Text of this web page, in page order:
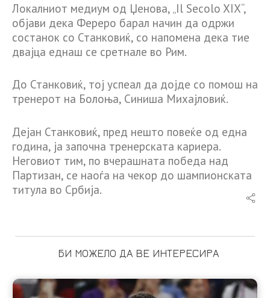
Локалниот медиум од Џенова, „Il Secolo XIX“,
објави дека Фереро барал начин да одржи
состанок со Станковиќ, со напомена дека тие
двајца еднаш се сретнале во Рим.
До Станковиќ, тој успеал да дојде со помош на
тренерот на Болоња, Синиша Михајловиќ.
Дејан Станковиќ, пред нешто повеќе од една
година, ја започна тренерската кариера.
Неговиот тим, по вчерашната победа над
Партизан, се наоѓа на чекор до шампионската
титула во Србија.
БИ МОЖЕЛО ДА ВЕ ИНТЕРЕСИРА